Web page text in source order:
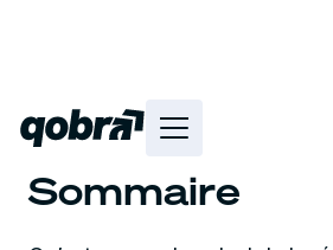
Sommaire